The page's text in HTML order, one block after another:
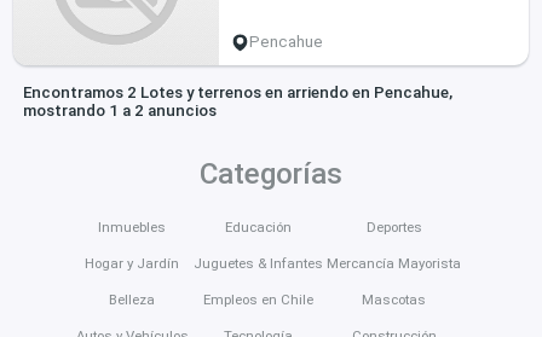
Pencahue
Encontramos 2 Lotes y terrenos en arriendo en Pencahue,
mostrando 1 a 2 anuncios
Categorías
Inmuebles
Hogar y Jardín
Belleza
Educación
Juguetes & Infantes
Empleos en Chile
Deportes
Mercancía Mayorista
Mascotas